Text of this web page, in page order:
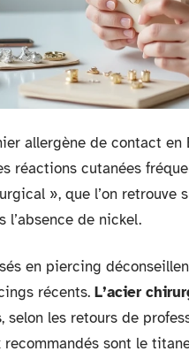
allergène de contact
réactions cutanées
», que l’on retrouve
l’absence de nickel.
en piercing
récents. L’acier
, selon les retours de
recommandés sont le